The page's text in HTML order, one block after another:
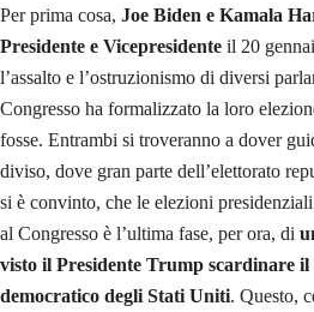
Per prima cosa, Joe Biden e Kamala
Presidente e Vicepresidente il 20
l’assalto e l’ostruzionismo di diversi
Congresso ha formalizzato la loro
fosse. Entrambi si troveranno a dover
diviso, dove gran parte dell’elettorato
si è convinto, che le elezioni
al Congresso è l’ultima fase, per ora, di
visto il Presidente Trump scardinare il
democratico degli Stati Uniti. Questo,